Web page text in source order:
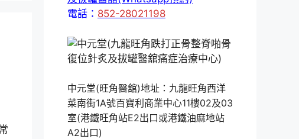
電話： 852-28021198
中元堂(旺角醫舘)地址：九龍旺角西洋
菜南街1A號百寶利商業中心11樓02及03
室(港鐵旺角站E2出口或港鐵油麻地站
A2出口)